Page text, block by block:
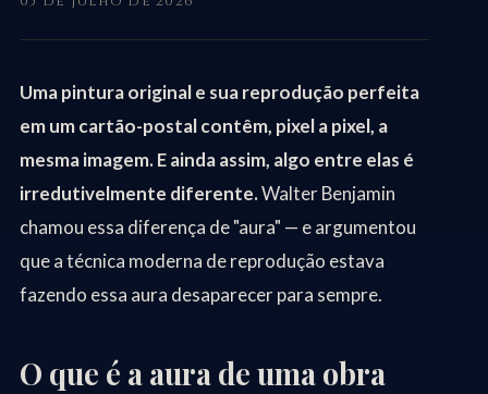
Uma pintura original e sua reprodução perfeita
em um cartão-postal contêm, pixel a pixel, a
mesma imagem. E ainda assim, algo entre elas é
irredutivelmente diferente.Walter Benjamin
chamou essa diferença de "aura" — e argumentou
que a técnica moderna de reprodução estava
fazendo essa aura desaparecer para sempre.
O que é a aura de uma obra